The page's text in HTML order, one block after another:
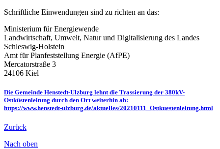
Schriftliche Einwendungen sind zu richten an das:
Ministerium für Energiewende
Landwirtschaft, Umwelt, Natur und Digitalisierung des Landes
Schleswig-Holstein
Amt für Planfeststellung Energie (AfPE)
Mercatorstraße 3
24106 Kiel
Die Gemeinde Henstedt-Ulzburg lehnt die Trassierung der 380kV-
Ostküstenleitung durch den Ort weiterhin ab:
https://www.henstedt-ulzburg.de/aktuelles/20210111_Ostkuestenleitung.html
Zurück
Nach oben